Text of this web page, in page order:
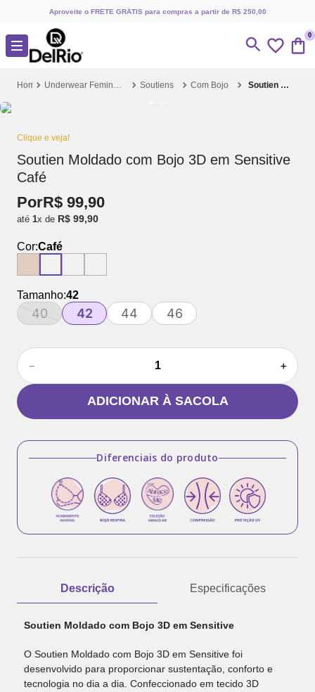
Aproveite o FRETE GRÁTIS para compras a partir de R$ 250,00
0
Underwear Feminino Soutiens Com Bojo Soutien Moldado com Bojo 3D em Sensitive Café
Clique e veja!
Soutien Moldado com Bojo 3D em Sensitive
Café
PorR$ 99,90
até 1x de R$ 99,90
Cor:Café
Tamanho:42
40 42 44 46
＋
－
ADICIONAR À SACOLA
Diferenciais do produto
Descrição Especificações
Soutien Moldado com Bojo 3D em Sensitive
O Soutien Moldado com Bojo 3D em Sensitive foi
desenvolvido para proporcionar sustentação, conforto e
tecnologia no dia a dia. Confeccionado em tecido 3D